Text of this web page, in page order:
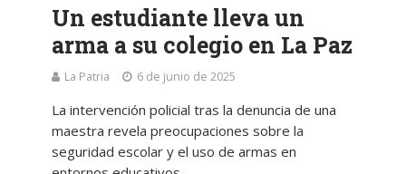
Un estudiante lleva un
arma a su colegio en La Paz
La Patria 6 de junio de 2025
La intervención policial tras la denuncia de una
maestra revela preocupaciones sobre la
seguridad escolar y el uso de armas en